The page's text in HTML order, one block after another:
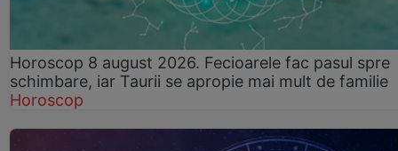
Horoscop 8 august 2026. Fecioarele fac pasul spre
schimbare, iar Taurii se apropie mai mult de familie
Horoscop